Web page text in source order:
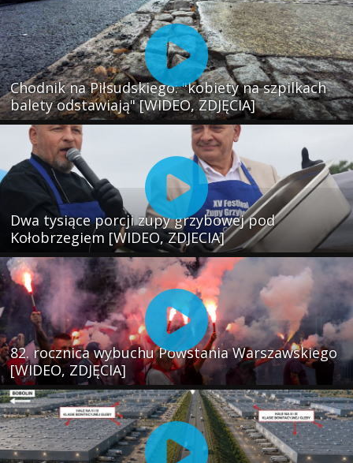
Chodnik na Piłsudskiego: "kobiety na szpilkach
balety odstawiają" [WIDEO, ZDJĘCIA]
Dwa tysiące porcji zupy grzybowej pod
Kołobrzegiem [WIDEO, ZDJECIA]
82. rocznica wybuchu Powstania Warszawskiego
[WIDEO, ZDJĘCIA]